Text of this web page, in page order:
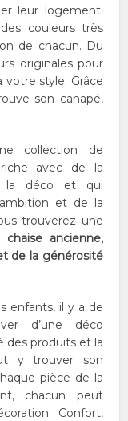
leur logement.
couleurs très
de chacun. Du
originales pour
style. Grâce
son canapé,
collection de
avec de la
la déco et qui
et de la
trouverez une
chaise ancienne,
de la générosité
enfants, il y a de
d’une déco
des produits et la
y trouver son
pièce de la
chacun peut
Confort,